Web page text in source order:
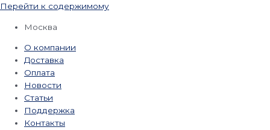
Перейти к содержимому
Москва
О компании
Доставка
Оплата
Новости
Статьи
Поддержка
Контакты